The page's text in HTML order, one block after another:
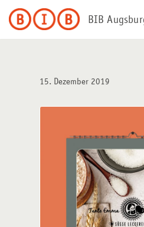
Zum
BIB
15. Dezember 2019